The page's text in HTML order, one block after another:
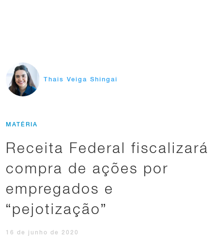
Thais Veiga Shingai
MATÉRIA
Receita Federal fiscalizará
compra de ações por
empregados e
“pejotização”
16 de junho de 2020